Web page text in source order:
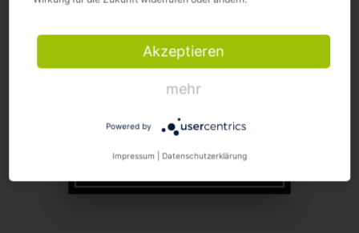
Akzeptieren
mehr
Powered by
Impressum Datenschutzerklärung